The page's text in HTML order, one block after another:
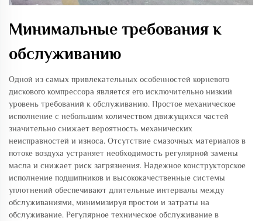
Минимальные требования к
обслуживанию
Одной из самых привлекательных особенностей корневого
дискового компрессора является его исключительно низкий
уровень требований к обслуживанию. Простое механическое
исполнение с небольшим количеством движущихся частей
значительно снижает вероятность механических
неисправностей и износа. Отсутствие смазочных материалов в
потоке воздуха устраняет необходимость регулярной замены
масла и снижает риск загрязнения. Надежное конструкторское
исполнение подшипников и высококачественные системы
уплотнений обеспечивают длительные интервалы между
обслуживаниями, минимизируя простои и затраты на
обслуживание. Регулярное техническое обслуживание в